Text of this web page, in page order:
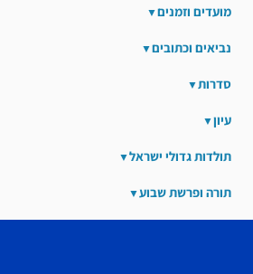
מועדים וזמנים
נביאים וכתובים
סדרות
עיון
תולדות גדולי ישראל
תורה ופרשת שבוע